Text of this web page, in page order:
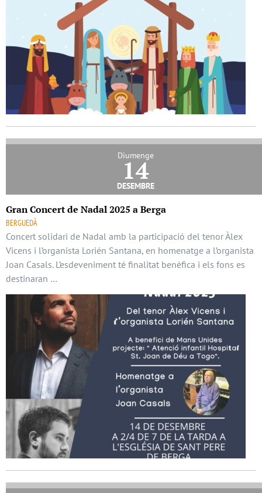
Diumenge
14
desembre
Gran Concert de Nadal 2025 a Berga
BERGUEDÀ
Concert solidari de Nadal amb la participació del tenor Àlex
Vicens i l’organista Lorién Santana, en homenatge a l’organista
Joan Casals. L’esdeveniment té finalitat benèfica i els fons es
destinaran …